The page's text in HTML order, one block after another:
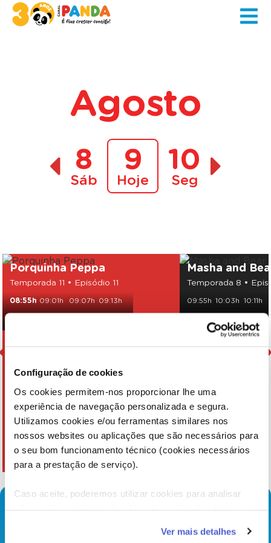
Configuração de cookies
Os cookies permitem-nos proporcionar lhe uma
experiência de navegação personalizada e segura.
Utilizamos cookies e/ou ferramentas similares nos
nossos websites ou aplicações que são necessários para
o seu bom funcionamento técnico (cookies necessários
para a prestação de serviço).
Caso aceite, poderemos utilizar cookies para analisar
funcionalidades (cookies de personalização e
Ver mais detalhes
Agosto
8
Sáb
9
Hoje
10
Seg
Porquinha Peppa
Temporada 11 • Episódio 11
08:55h 09:01h 09:07h 09:13h
09:19h
09:25h 09:31h
Masha and
Temporada 8 •
09:55h 10:03h 10:11h
15:00h 15:08h 15:16h